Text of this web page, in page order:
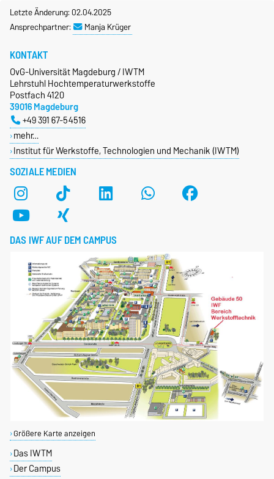
Letzte Änderung: 02.04.2025
Ansprechpartner:
Manja Krüger
SOZIALE MEDIEN
KONTAKT
OvG-Universität Magdeburg / IWTM
Lehrstuhl Hochtemperaturwerkstoffe
Postfach 4120
39016 Magdeburg
+49 391 67-54516
mehr…
Institut für Werkstoffe, Technologien und Mechanik (IWTM)
DAS IWF AUF DEM CAMPUS
Größere Karte anzeigen
Das IWTM
Der Campus